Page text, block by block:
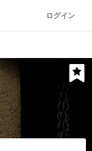
ログイン